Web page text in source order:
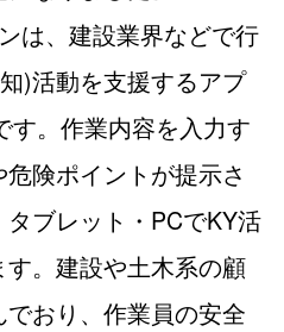
は、建設業界などで行
)活動を支援するアプ
す。作業内容を入力す
険ポイントが提示さ
ブレット・PCでKY活
。建設や土木系の顧
おり、作業員の安全